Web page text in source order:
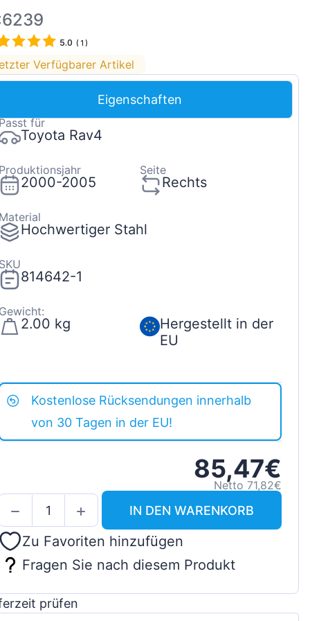
Português
Slovenian
5.0 ( 1 )
Verfügbarer Artikel
Eigenschaften
für
Toyota Rav4
2000-2005
Seite
Rechts
Hochwertiger Stahl
814642-1
2.00 kg
Hergestellt in der
EU
Kostenlose Rücksendungen innerhalb
von 30 Tagen in der EU!
85,47€
Netto 71,82€
IN DEN WARENKORB
Zu Favoriten hinzufügen
Fragen Sie nach diesem Produkt
prüfen